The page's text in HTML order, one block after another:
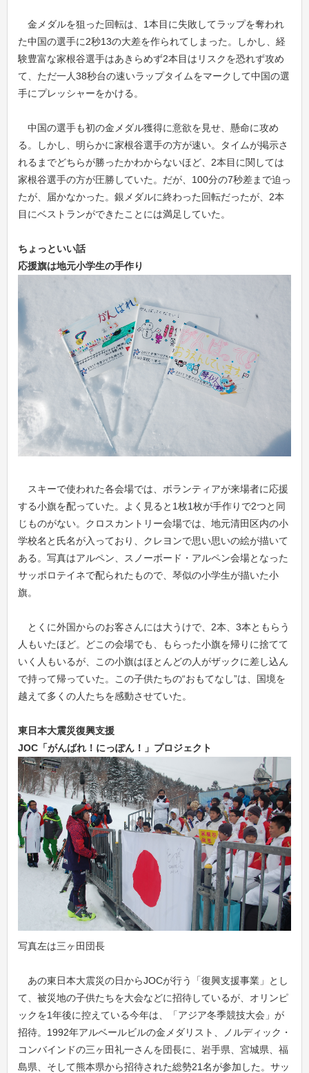
金メダルを狙った回転は、1本目に失敗してラップを奪われ
た中国の選手に2秒13の大差を作られてしまった。しかし、経
験豊富な家根谷選手はあきらめず2本目はリスクを恐れず攻め
て、ただ一人38秒台の速いラップタイムをマークして中国の選
手にプレッシャーをかける。
中国の選手も初の金メダル獲得に意欲を見せ、懸命に攻め
る。しかし、明らかに家根谷選手の方が速い。タイムが掲示さ
れるまでどちらが勝ったかわからないほど、2本目に関しては
家根谷選手の方が圧勝していた。だが、100分の7秒差まで迫っ
たが、届かなかった。銀メダルに終わった回転だったが、2本
目にベストランができたことには満足していた。
ちょっといい話
応援旗は地元小学生の手作り
スキーで使われた各会場では、ボランティアが来場者に応援
する小旗を配っていた。よく見ると1枚1枚が手作りで2つと同
じものがない。クロスカントリー会場では、地元清田区内の小
学校名と氏名が入っており、クレヨンで思い思いの絵が描いて
ある。写真はアルペン、スノーボード・アルペン会場となった
サッポロテイネで配られたもので、琴似の小学生が描いた小
旗。
とくに外国からのお客さんには大うけで、2本、3本ともらう
人もいたほど。どこの会場でも、もらった小旗を帰りに捨てて
いく人もいるが、この小旗はほとんどの人がザックに差し込ん
で持って帰っていた。この子供たちの“おもてなし”は、国境を
越えて多くの人たちを感動させていた。
東日本大震災復興支援
JOC 「がんばれ！にっぽん！」プロジェクト
写真左は三ヶ田団長
あの東日本大震災の日からJOCが行う「復興支援事業」とし
て、被災地の子供たちを大会などに招待しているが、オリンピ
ックを1年後に控えている今年は、「アジア冬季競技大会」が
招待。1992年アルベールビルの金メダリスト、ノルディック・
コンバインドの三ヶ田礼一さんを団長に、岩手県、宮城県、福
島県、そして熊本県から招待された総勢21名が参加した。サッ